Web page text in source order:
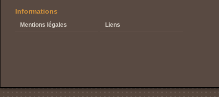
Informations
Mentions légales Liens